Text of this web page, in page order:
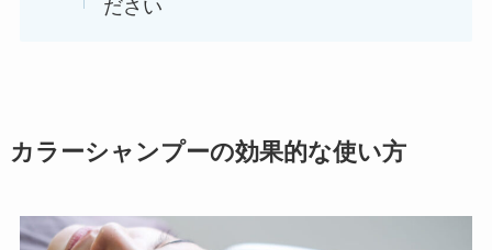
ださい
カラーシャンプーの効果的な使い方